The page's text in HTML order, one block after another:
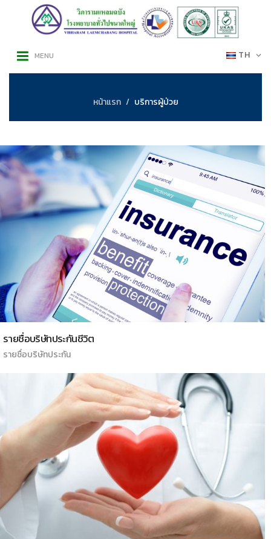
TH
MENU
หน้าแรก บริการผู้ป่วย
รายชื่อบริษัทประกันชีวิต
รายชื่อบริษัทประกัน